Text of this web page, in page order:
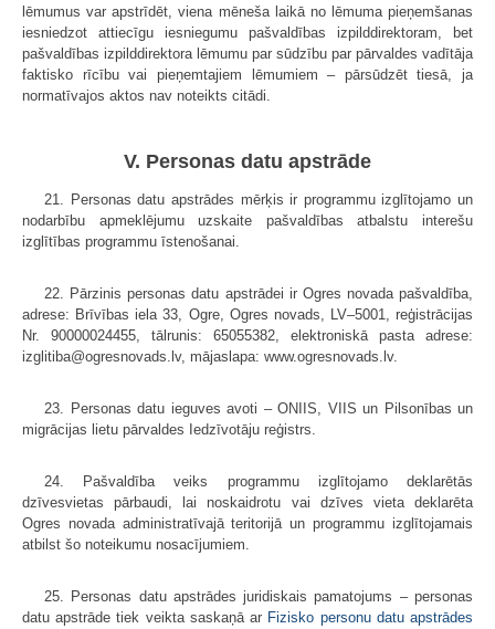
lēmumus var apstrīdēt, viena mēneša laikā no lēmuma pieņemšanas
iesniedzot attiecīgu iesniegumu pašvaldības izpilddirektoram, bet
pašvaldības izpilddirektora lēmumu par sūdzību par pārvaldes vadītāja
faktisko rīcību vai pieņemtajiem lēmumiem – pārsūdzēt tiesā, ja
normatīvajos aktos nav noteikts citādi.
V. Personas datu apstrāde
21. Personas datu apstrādes mērķis ir programmu izglītojamo un
nodarbību apmeklējumu uzskaite pašvaldības atbalstu interešu
izglītības programmu īstenošanai.
22. Pārzinis personas datu apstrādei ir Ogres novada pašvaldība,
adrese: Brīvības iela 33, Ogre, Ogres novads, LV–5001, reģistrācijas
Nr. 90000024455, tālrunis: 65055382, elektroniskā pasta adrese:
izglitiba@ogresnovads.lv, mājaslapa: www.ogresnovads.lv.
23. Personas datu ieguves avoti – ONIIS, VIIS un Pilsonības un
migrācijas lietu pārvaldes Iedzīvotāju reģistrs.
24. Pašvaldība veiks programmu izglītojamo deklarētās
dzīvesvietas pārbaudi, lai noskaidrotu vai dzīves vieta deklarēta
Ogres novada administratīvajā teritorijā un programmu izglītojamais
atbilst šo noteikumu nosacījumiem.
25. Personas datu apstrādes juridiskais pamatojums – personas
datu apstrāde tiek veikta saskaņā ar Fizisko personu datu apstrādes